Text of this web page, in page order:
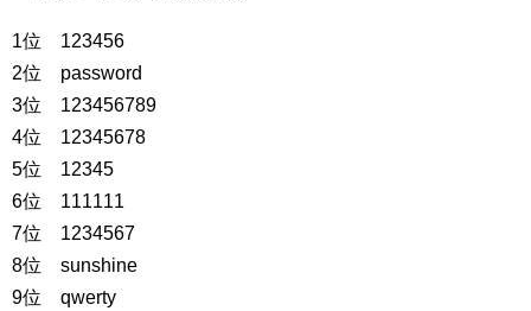
1位 123456
2位 password
3位 123456789
4位 12345678
5位 12345
6位 111111
7位 1234567
8位 sunshine
9位 qwerty